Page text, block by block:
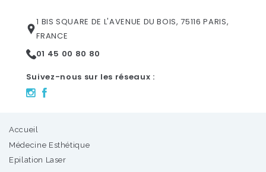
1 BIS SQUARE DE L'AVENUE DU BOIS, 75116 PARIS,
FRANCE
01 45 00 80 80
Suivez-nous sur les réseaux :
Accueil
Médecine Esthétique
Epilation Laser